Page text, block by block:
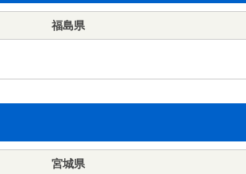
福島県
宮城県